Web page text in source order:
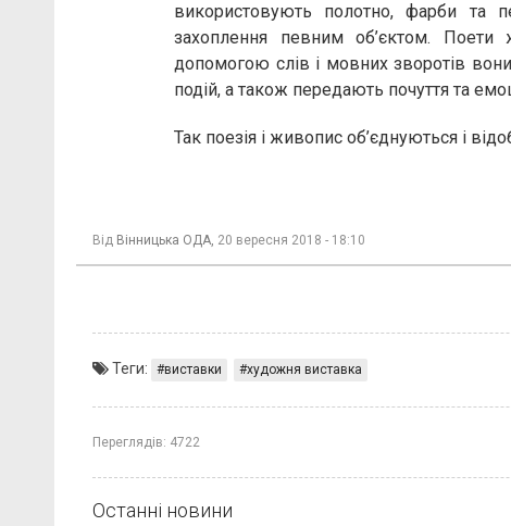
використовують полотно, фарби та
захоплення певним об’єктом.
допомогою слів і мовних зворотів
подій, а також передають почуття та
Так поезія і живопис об’єднуються і
Від Вінницька ОДА, 20 вересня 2018 - 18:10
Теги: виставки художня виставка
Переглядів: 4722
Останні новини